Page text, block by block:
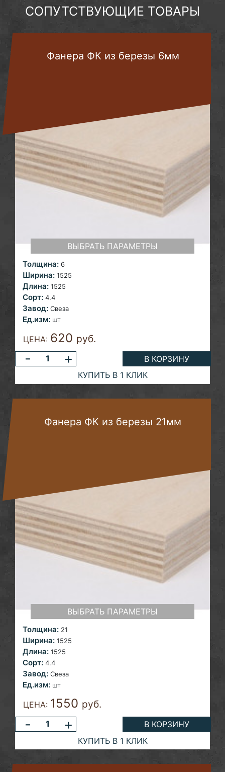
СОПУТСТВУЮЩИЕ ТОВАРЫ
Фанера ФК из березы 6мм
ВЫБРАТЬ ПАРАМЕТРЫ
Толщина: 6
Ширина: 1525
Длина: 1525
Сорт: 4.4
Завод: Свеза
Ед.изм: шт
ЦЕНА: 620 руб.
- +
В КОРЗИНУ
КУПИТЬ В 1 КЛИК
Фанера ФК из березы 21мм
ВЫБРАТЬ ПАРАМЕТРЫ
Толщина: 21
Ширина: 1525
Длина: 1525
Сорт: 4.4
Завод: Свеза
Ед.изм: шт
ЦЕНА: 1550 руб.
- +
В КОРЗИНУ
КУПИТЬ В 1 КЛИК